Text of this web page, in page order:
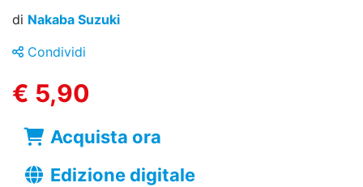
di Nakaba Suzuki
Condividi
€ 5,90
Acquista ora
Edizione digitale